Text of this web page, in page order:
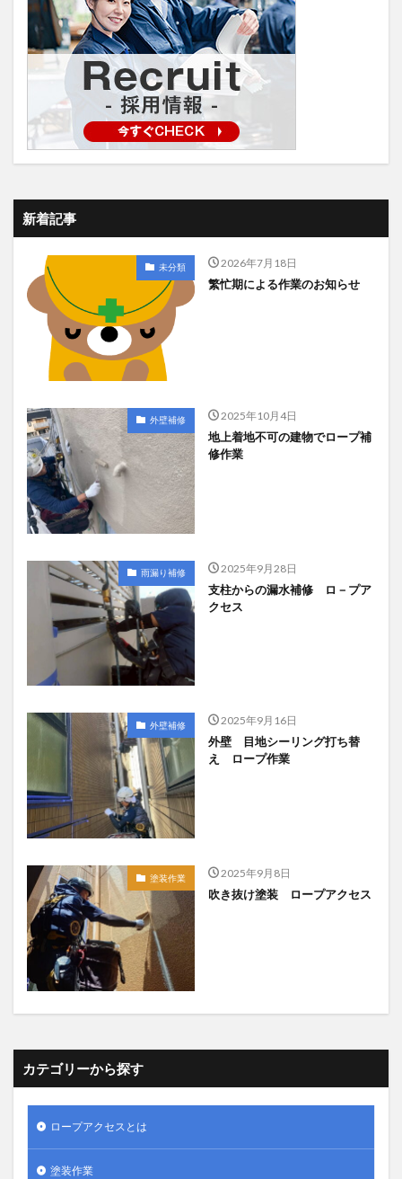
新着記事
未分類 2026年7月18日
繁忙期による作業のお知らせ
外壁補修 2025年10月4日
地上着地不可の建物でロープ補
修作業
雨漏り補修 2025年9月28日
支柱からの漏水補修 ロ－プア
クセス
外壁補修 2025年9月16日
外壁 目地シーリング打ち替
え ロープ作業
塗装作業 2025年9月8日
吹き抜け塗装 ロープアクセス
カテゴリーから探す
ロープアクセスとは
塗装作業